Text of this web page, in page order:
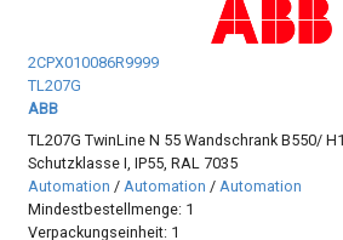
2CPX010086R9999
TL207G
ABB
TL207G TwinLine N 55 Wandschrank B550/
Schutzklasse I, IP55, RAL 7035
Automation / Automation / Automation
Mindestbestellmenge: 1
Verpackungseinheit: 1